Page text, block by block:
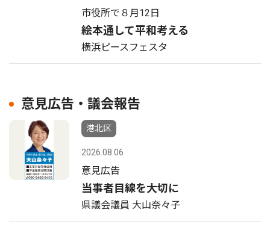
市役所で８月12日
絵本通して平和考える
横浜ピースフェスタ
意見広告・議会報告
港北区
2026.08.06
意見広告
当事者目線を大切に
県議会議員 大山奈々子